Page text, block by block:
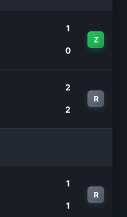
1
0
Z
2
2
R
1
1
R